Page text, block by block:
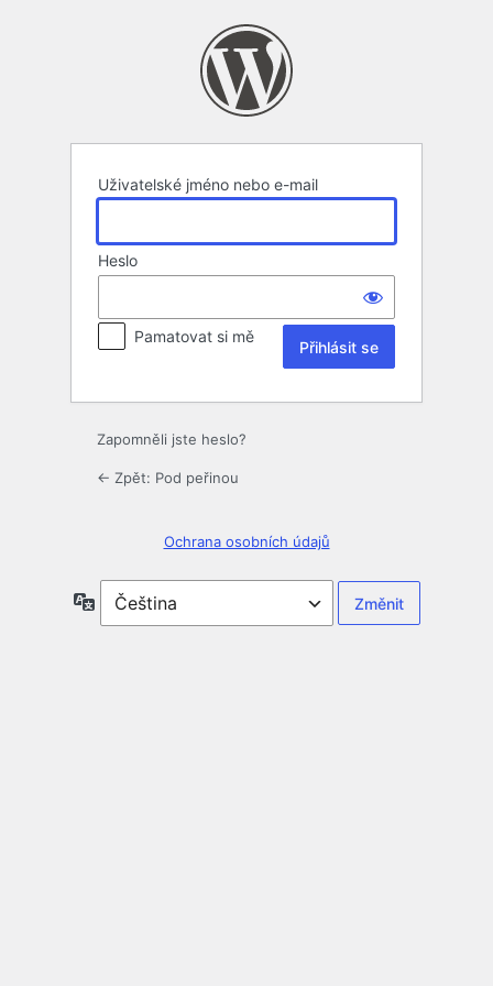
Uživatelské jméno nebo e-mail
Heslo
Pamatovat si mě
Zapomněli jste heslo?
← Zpět: Pod peřinou
Ochrana osobních údajů
Jazyky